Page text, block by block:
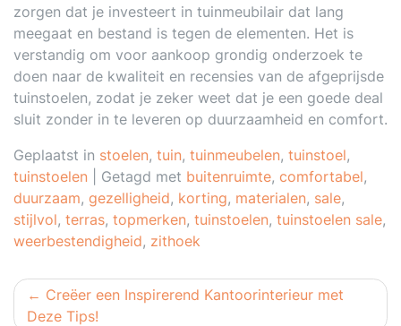
zorgen dat je investeert in tuinmeubilair dat lang
meegaat en bestand is tegen de elementen. Het is
verstandig om voor aankoop grondig onderzoek te
doen naar de kwaliteit en recensies van de afgeprijsde
tuinstoelen, zodat je zeker weet dat je een goede deal
sluit zonder in te leveren op duurzaamheid en comfort.
Geplaatst in stoelen, tuin, tuinmeubelen, tuinstoel,
tuinstoelen
Getagd met buitenruimte, comfortabel,
duurzaam, gezelligheid, korting, materialen, sale,
stijlvol, terras, topmerken, tuinstoelen, tuinstoelen sale,
weerbestendigheid, zithoek
Berichtnavigatie
Creëer een Inspirerend Kantoorinterieur met
Deze Tips!